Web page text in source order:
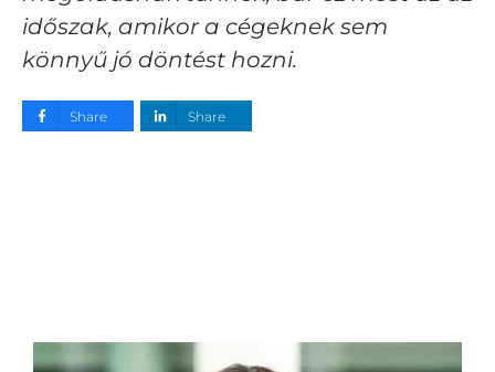
időszak, amikor a cégeknek sem
könnyű jó döntést hozni.
Share Share